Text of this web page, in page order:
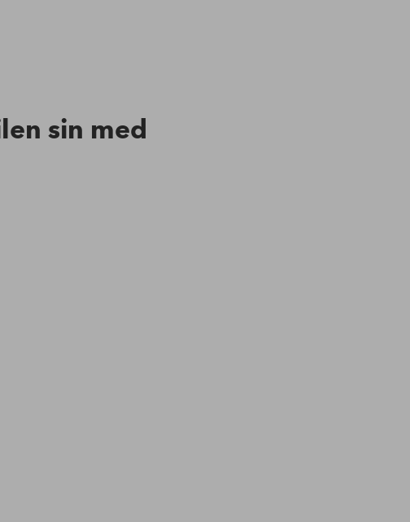
sin med